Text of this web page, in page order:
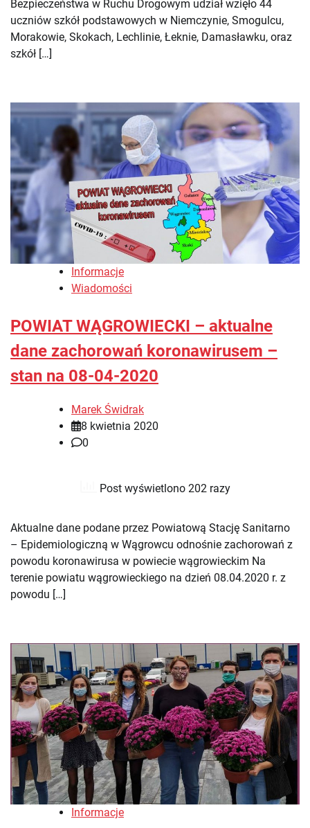
Bezpieczeństwa w Ruchu Drogowym udział wzięło 44
uczniów szkół podstawowych w Niemczynie, Smogulcu,
Morakowie, Skokach, Lechlinie, Łeknie, Damasławku, oraz
szkół […]
Informacje
Wiadomości
POWIAT WĄGROWIECKI – aktualne
dane zachorowań koronawirusem –
stan na 08-04-2020
Marek Świdrak
8 kwietnia 2020
0
Post wyświetlono 202 razy
Aktualne dane podane przez Powiatową Stację Sanitarno
– Epidemiologiczną w Wągrowcu odnośnie zachorowań z
powodu koronawirusa w powiecie wągrowieckim Na
terenie powiatu wągrowieckiego na dzień 08.04.2020 r. z
powodu […]
Informacje